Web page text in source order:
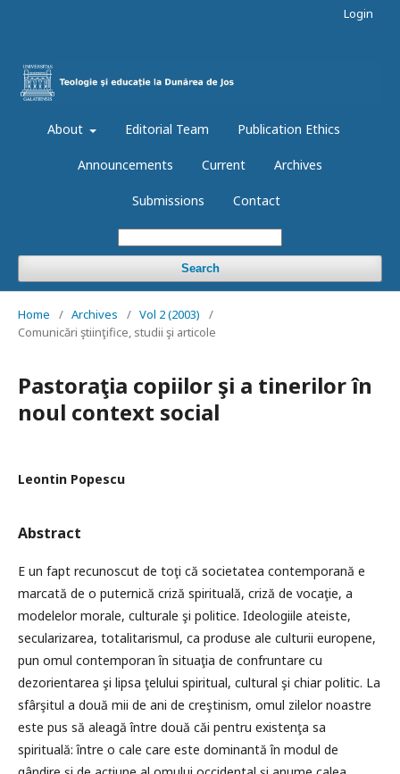
About Editorial Team Publication Ethics
Announcements Current Archives
Submissions Contact
Search
Login
Home / Archives / Vol 2 (2003)
/
Comunicări ştiinţifice, studii şi articole
Pastoraţia copiilor şi a tinerilor în
noul context social
Leontin Popescu
Abstract
E un fapt recunoscut de toţi că societatea contemporană e
marcată de o puternică criză spirituală, criză de vocaţie, a
modelelor morale, culturale şi politice. Ideologiile ateiste,
secularizarea, totalitarismul, ca produse ale culturii europene,
pun omul contemporan în situaţia de confruntare cu
dezorientarea şi lipsa ţelului spiritual, cultural şi chiar politic. La
sfârşitul a două mii de ani de creştinism, omul zilelor noastre
este pus să aleagă între două căi pentru existenţa sa
spirituală: între o cale care este dominantă în modul de